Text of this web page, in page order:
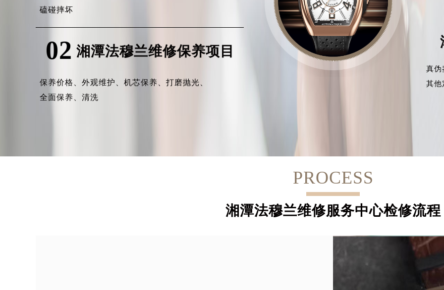
磕碰摔坏
02 湘潭法穆兰维修保养项目
保养价格、外观维护、机芯保养、打磨抛光、
全面保养、清洗
真伪
其他
PROCESS
湘潭法穆兰维修服务中心检修流程